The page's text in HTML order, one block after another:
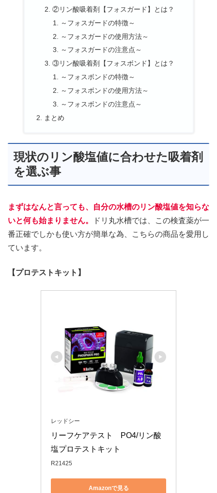
②リン酸吸着剤【フォスガード】とは？
～フォスガードの特徴～
～フォスガードの使用方法～
～フォスガードの注意点～
③リン酸吸着剤【フォスボンド】とは？
～フォスボンドの特徴～
～フォスボンドの使用方法～
～フォスボンドの注意点～
まとめ
現状のリン酸塩値に合わせた吸着剤
を選ぶ事
まずはなんと言っても、自分の水槽のリン酸塩値を知らな
いと何も始まりません。
ドリ丸水槽では、この検査薬が一
番正確でしかも使い方が簡単な為、こちらの商品を愛用し
ています。
【プロテストキット】
レッドシー
リーフケアテスト　PO4/リン酸
塩プロテストキット
R21425
Amazonで見る